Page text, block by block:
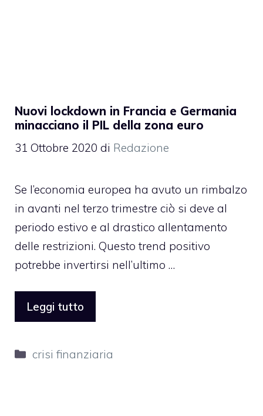
Nuovi lockdown in Francia e Germania
minacciano il PIL della zona euro
31 Ottobre 2020 di Redazione
Se l’economia europea ha avuto un rimbalzo
in avanti nel terzo trimestre ciò si deve al
periodo estivo e al drastico allentamento
delle restrizioni. Questo trend positivo
potrebbe invertirsi nell’ultimo …
Leggi tutto
Categorie
crisi finanziaria